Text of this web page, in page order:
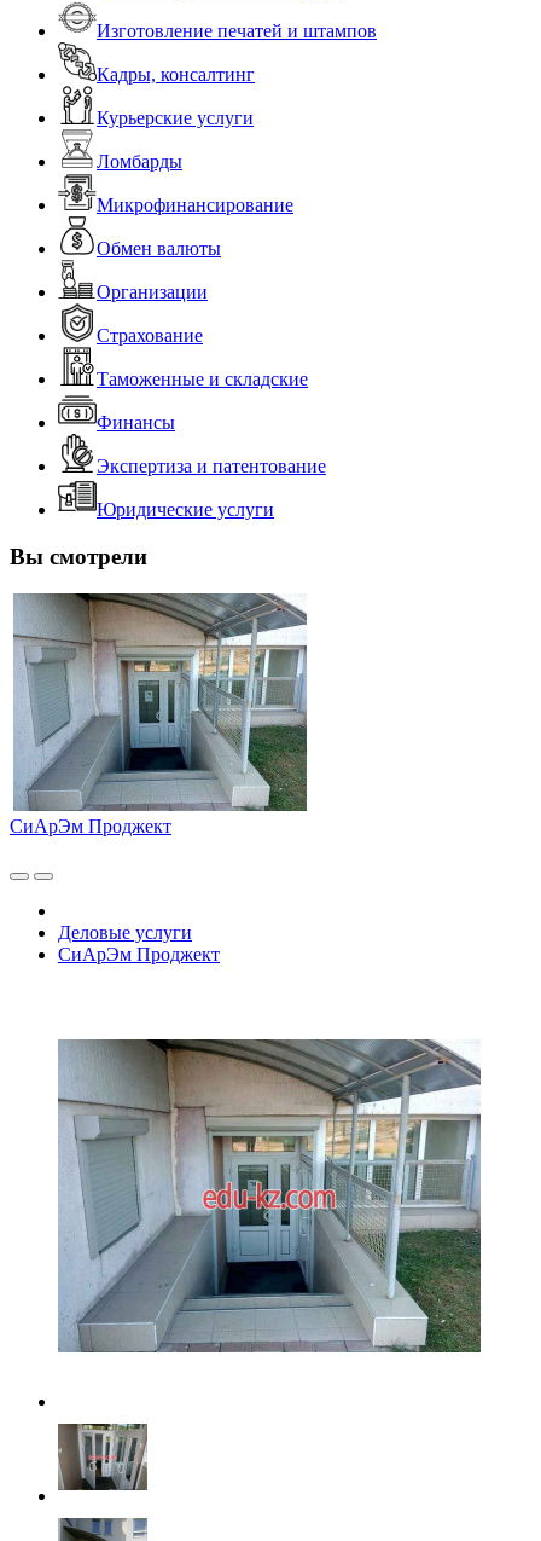
Изготовление печатей и штампов
Кадры, консалтинг
Курьерские услуги
Ломбарды
Микрофинансирование
Обмен валюты
Организации
Страхование
Таможенные и складские
Финансы
Экспертиза и патентование
Юридические услуги
Вы смотрели
СиАрЭм Проджект
Деловые услуги
СиАрЭм Проджект